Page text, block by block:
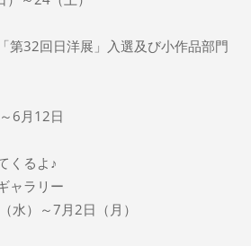
第32回日洋展」入選及び小作品部門
6月12日
くるよ♪
ャラリー
）～7月2日（月）